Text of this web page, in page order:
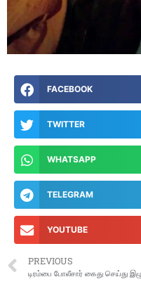
FACEBOOK
TWITTER
WHATSAPP
TELEGRAM
YOUTUBE
PREVIOUS